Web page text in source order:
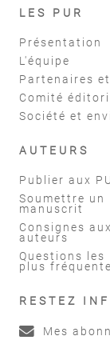
LES PUR
Présentation
L'équipe
Partenaires
Comité
Société et
AUTEURS
Publier aux
Soumettre un
manuscrit
Consignes aux
auteurs
Questions les
plus
RESTEZ
Mes